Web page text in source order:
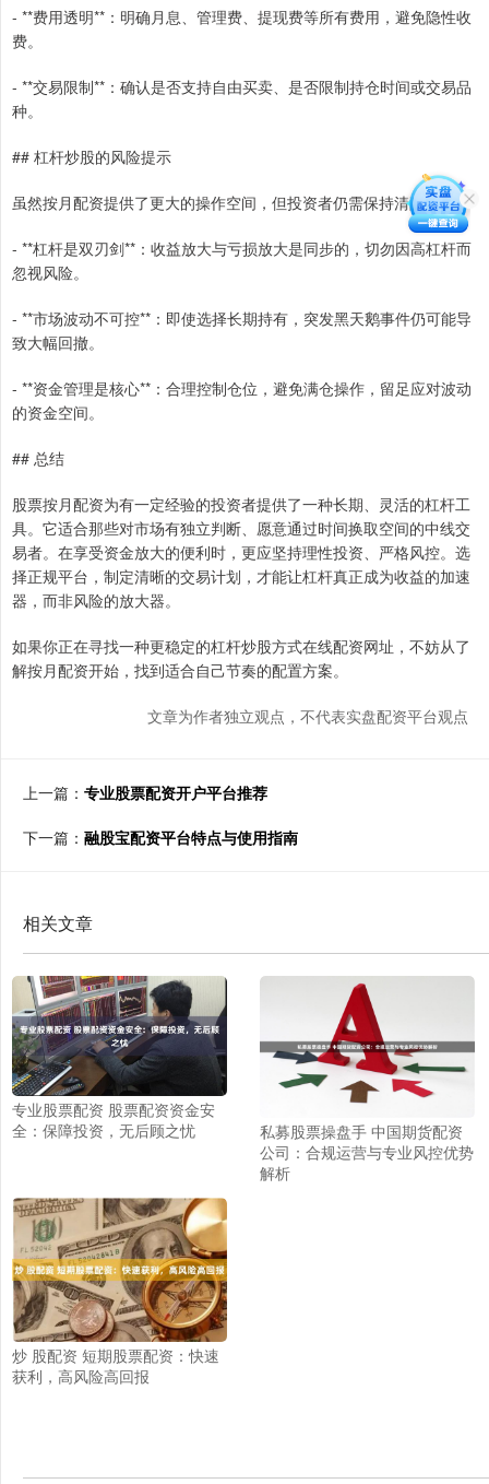
- **费用透明**：明确月息、管理费、提现费等所有费用，避免隐性收
费。
- **交易限制**：确认是否支持自由买卖、是否限制持仓时间或交易品
种。
## 杠杆炒股的风险提示
虽然按月配资提供了更大的操作空间，但投资者仍需保持清醒：
- **杠杆是双刃剑**：收益放大与亏损放大是同步的，切勿因高杠杆而
忽视风险。
- **市场波动不可控**：即使选择长期持有，突发黑天鹅事件仍可能导
致大幅回撤。
- **资金管理是核心**：合理控制仓位，避免满仓操作，留足应对波动
的资金空间。
## 总结
股票按月配资为有一定经验的投资者提供了一种长期、灵活的杠杆工
具。它适合那些对市场有独立判断、愿意通过时间换取空间的中线交
易者。在享受资金放大的便利时，更应坚持理性投资、严格风控。选
择正规平台，制定清晰的交易计划，才能让杠杆真正成为收益的加速
器，而非风险的放大器。
如果你正在寻找一种更稳定的杠杆炒股方式在线配资网址，不妨从了
解按月配资开始，找到适合自己节奏的配置方案。
文章为作者独立观点，不代表实盘配资平台观点
上一篇： 专业股票配资开户平台推荐
下一篇： 融股宝配资平台特点与使用指南
相关文章
专业股票配资 股票配资资金安
全：保障投资，无后顾之忧
私募股票操盘手 中国期货配资
公司：合规运营与专业风控优势
解析
炒 股配资 短期股票配资：快速
获利，高风险高回报